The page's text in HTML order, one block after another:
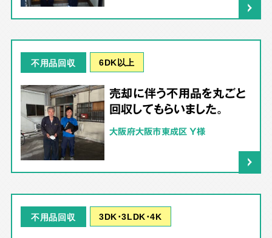
不用品回収 6DK以上
売却に伴う不用品を丸ごと
回収してもらいました。
大阪府大阪市東成区 Y様
不用品回収 3DK･3LDK･4K